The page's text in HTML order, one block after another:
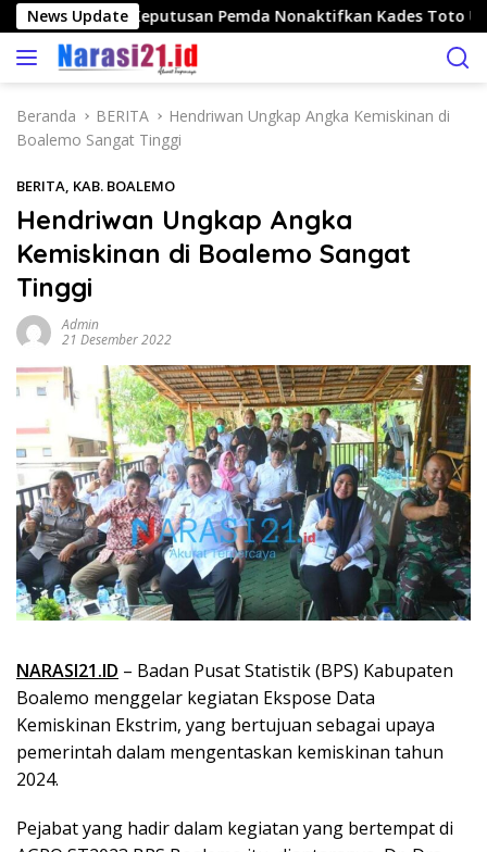
a
News Update
Nilai Tepat Keputusan Pemda Nonaktifkan Kades Toto Utara
Beranda BERITA
Hendriwan Ungkap Angka Kemiskinan di
Boalemo Sangat Tinggi
BERITA, KAB. BOALEMO
Hendriwan Ungkap Angka
Kemiskinan di Boalemo Sangat
Tinggi
Admin
21 Desember 2022
NARASI21.ID – Badan Pusat Statistik (BPS) Kabupaten
Boalemo menggelar kegiatan Ekspose Data
Kemiskinan Ekstrim, yang bertujuan sebagai upaya
pemerintah dalam mengentaskan kemiskinan tahun
2024.
Pejabat yang hadir dalam kegiatan yang bertempat di